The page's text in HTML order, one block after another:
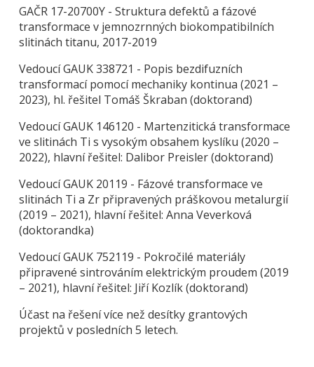
GAČR 17-20700Y - Struktura defektů a fázové
transformace v jemnozrnných biokompatibilních
slitinách titanu, 2017-2019
Vedoucí GAUK 338721 - Popis bezdifuzních
transformací pomocí mechaniky kontinua (2021 –
2023), hl. řešitel Tomáš Škraban (doktorand)
Vedoucí GAUK 146120 - Martenzitická transformace
ve slitinách Ti s vysokým obsahem kyslíku (2020 –
2022), hlavní řešitel: Dalibor Preisler (doktorand)
Vedoucí GAUK 20119 - Fázové transformace ve
slitinách Ti a Zr připravených práškovou metalurgií
(2019 – 2021), hlavní řešitel: Anna Veverková
(doktorandka)
Vedoucí GAUK 752119 - Pokročilé materiály
připravené sintrováním elektrickým proudem (2019
– 2021), hlavní řešitel: Jiří Kozlík (doktorand)
Účast na řešení více než desítky grantových
projektů v posledních 5 letech.